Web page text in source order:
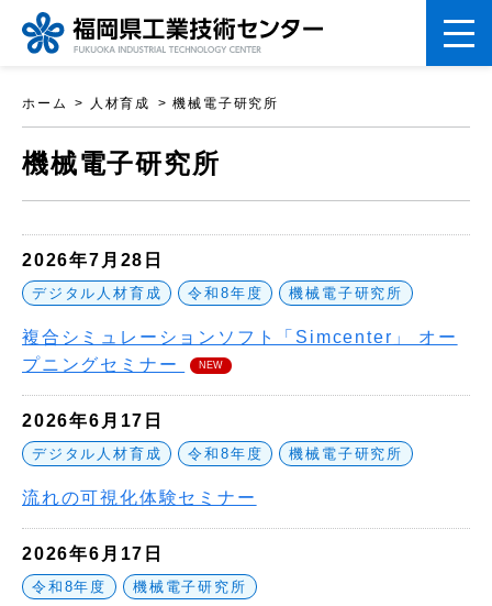
す。
ホーム 人材育成 機械電子研究所
こ
ら
本
で
機械電子研究所
2026年7月28日
デジタル人材育成 令和8年度 機械電子研究所
複合シミュレーションソフト「Simcenter」 オー
プニングセミナー
NEW
2026年6月17日
デジタル人材育成 令和8年度 機械電子研究所
流れの可視化体験セミナー
2026年6月17日
令和8年度 機械電子研究所